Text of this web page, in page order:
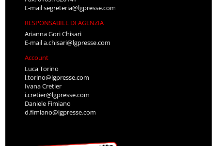
E-mailsegreteria@lgpresse.com
RESPONSABILE DI AGENZIA
Arianna Gori Chisari
E-maila.chisari@lgpresse.com
Account
Luca Torino
l.torino@lgpresse.com
Ivana Cretier
i.cretier@lgpresse.com
Daniele Fimiano
d.fimiano@lgpresse.com